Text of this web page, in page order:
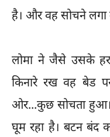
है। और वह सोचने लगा
लोमा ने जैसे उसके हर
किनारे रख वह बेड
ओर...कुछ सोचता हुआ।
घूम रहा है। बटन बंद